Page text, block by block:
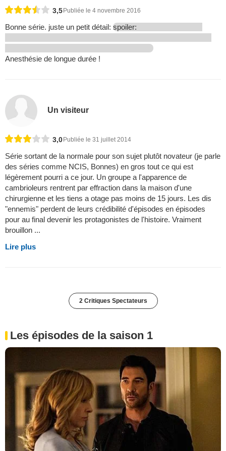
3,5Publiée le 4 novembre 2016
Bonne série. juste un petit détail: spoiler:
Anesthésie de longue durée !
Un visiteur
3,0 Publiée le 31 juillet 2014
Série sortant de la normale pour son sujet plutôt novateur (je parle
des séries comme NCIS, Bonnes) en gros tout ce qui est
légèrement pourri a ce jour. Un groupe a l'apparence de
cambrioleurs rentrent par effraction dans la maison d'une
chirurgienne et les tiens a otage pas moins de 15 jours. Les dis
"ennemis" perdent de leurs crédibilité d'épisodes en épisodes
pour au final devenir les protagonistes de l'histoire. Vraiment
brouillon ...
Lire plus
2 Critiques Spectateurs
Les épisodes de la saison 1